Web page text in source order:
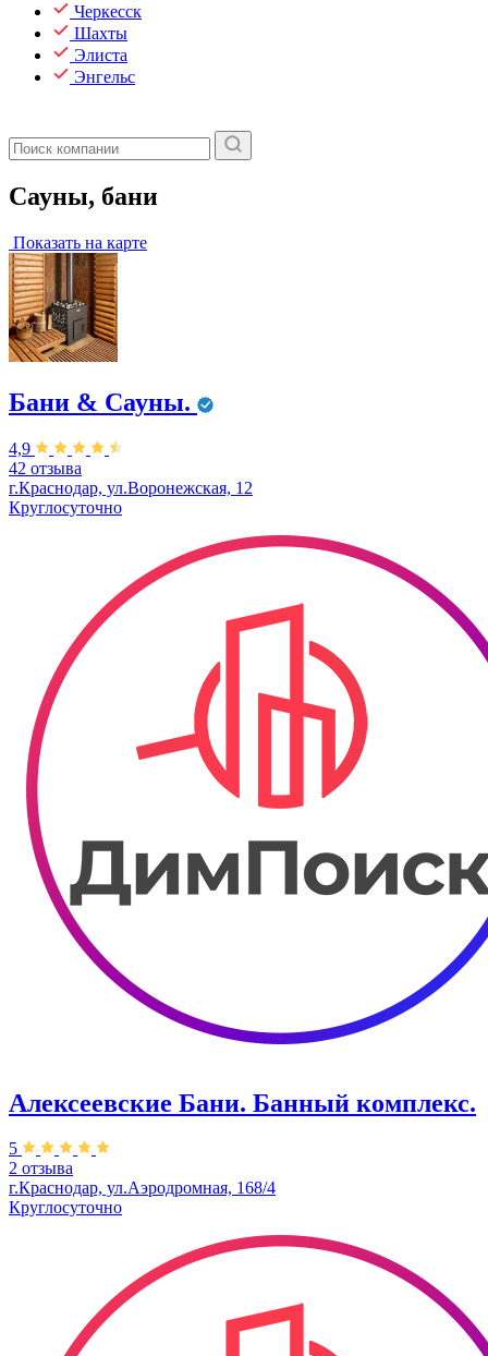
Черкесск
Шахты
Элиста
Энгельс
Сауны, бани
Показать на карте
Бани & Сауны.
4,9
42 отзыва
г.Краснодар, ул.Воронежская, 12
Круглосуточно
Алексеевские Бани. Банный комплекс.
5
2 отзыва
г.Краснодар, ул.Аэродромная, 168/4
Круглосуточно